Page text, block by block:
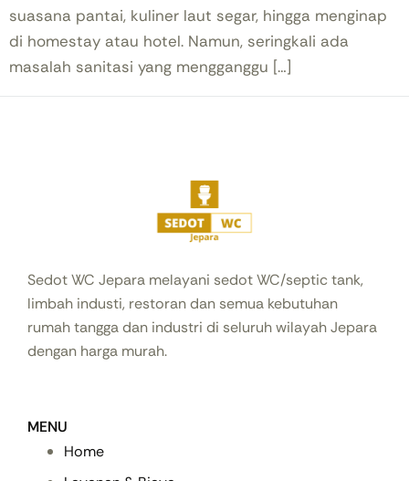
suasana pantai, kuliner laut segar, hingga menginap
di homestay atau hotel. Namun, seringkali ada
masalah sanitasi yang mengganggu […]
Sedot WC Jepara melayani sedot WC/septic tank,
limbah industi, restoran dan semua kebutuhan
rumah tangga dan industri di seluruh wilayah Jepara
dengan harga murah.
MENU
Home